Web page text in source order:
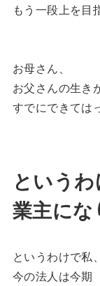
もう一段上を目
お母さん、
お父さんの生き
すでにできては
という
業主にな
というわけで私、
今の法人は今期